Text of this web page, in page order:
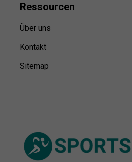
Ressourcen
Über uns
Kontakt
Sitemap